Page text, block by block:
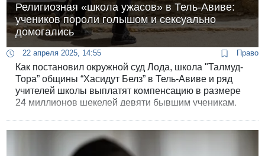
Религиозная «школа ужасов» в Тель-Авиве:
учеников пороли голышом и сексуально
домогались
22 апреля 2025, 14:55 Право
Как постановил окружной суд Лода, школа "Талмуд-
Тора” общины “Хасидут Белз” в Тель-Авиве и ряд
учителей школы выплатят компенсацию в размере
24 миллионов шекелей девяти бывшим ученикам,
момент совершения преступлений потерпевшим
было от 3 до 10 лет.